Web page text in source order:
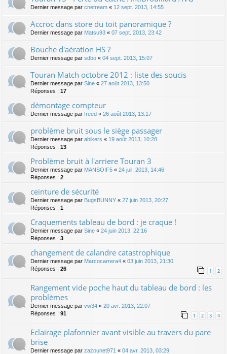
Dernier message par cnetream « 12 sept. 2013, 14:55
Accroc dans store du toit panoramique ?
Dernier message par Matsu93 « 07 sept. 2013, 23:42
Bouche d'aération HS ?
Dernier message par sdbo « 04 sept. 2013, 15:07
Touran Match octobre 2012 : liste des soucis
Dernier message par Sine « 27 août 2013, 13:50
Réponses : 17
démontage compteur
Dernier message par freed « 26 août 2013, 13:17
problème bruit sous le siège passager
Dernier message par abikers « 19 août 2013, 10:28
Réponses : 13
Problème bruit à l'arriere Touran 3
Dernier message par MANSOIF5 « 24 juil. 2013, 14:46
Réponses : 2
ceinture de sécurité
Dernier message par BugsBUNNY « 27 juin 2013, 20:27
Réponses : 1
Craquements tableau de bord : je craque !
Dernier message par Sine « 24 juin 2013, 22:16
Réponses : 3
changement de calandre catastrophique
Dernier message par Marcocarrera4 « 03 juin 2013, 21:30
Réponses : 26 1 2
Rangement vide poche haut du tableau de bord : les
problèmes
Dernier message par vw34 « 20 avr. 2013, 22:07
Réponses : 91 1 2 3 4
Eclairage plafonnier avant visible au travers du pare
brise
Dernier message par zazounet971 « 04 avr. 2013, 03:29